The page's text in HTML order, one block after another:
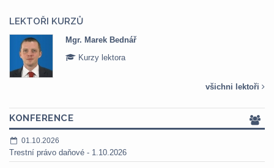
LEKTOŘI KURZŮ
Mgr. Marek Bednář
Kurzy lektora
všichni lektoři
KONFERENCE
01.10.2026
Trestní právo daňové - 1.10.2026